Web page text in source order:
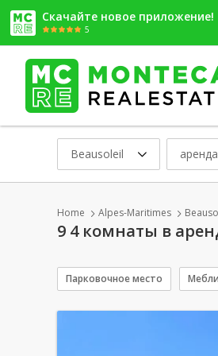
Скачайте новое приложение!
5
Beausoleil аренда
Home Alpes-Maritimes
9 4 комнаты в
Парковочное место